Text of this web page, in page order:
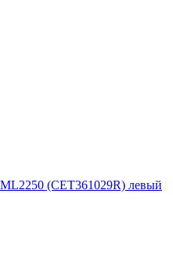
(CET361029R) левый